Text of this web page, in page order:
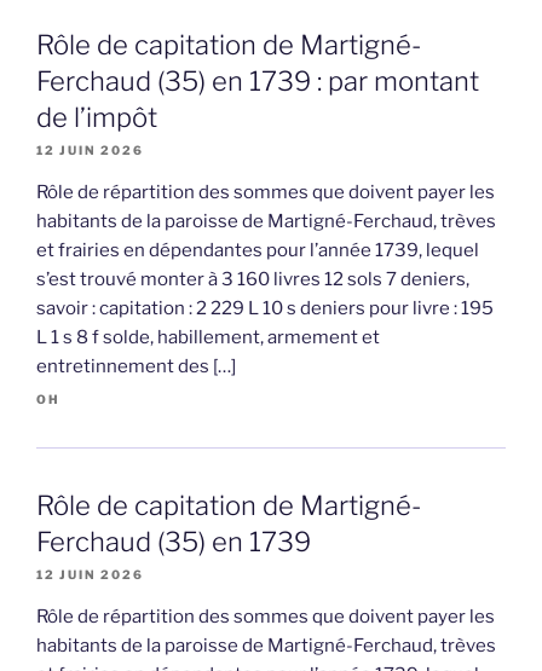
Rôle de capitation de Martigné-
Ferchaud (35) en 1739 : par montant
de l’impôt
12 JUIN 2026
Rôle de répartition des sommes que doivent payer les
habitants de la paroisse de Martigné-Ferchaud, trèves
et frairies en dépendantes pour l’année 1739, lequel
s’est trouvé monter à 3 160 livres 12 sols 7 deniers,
savoir : capitation : 2 229 L 10 s deniers pour livre : 195
L 1 s 8 f solde, habillement, armement et
entretinnement des […]
OH
Rôle de capitation de Martigné-
Ferchaud (35) en 1739
12 JUIN 2026
Rôle de répartition des sommes que doivent payer les
habitants de la paroisse de Martigné-Ferchaud, trèves